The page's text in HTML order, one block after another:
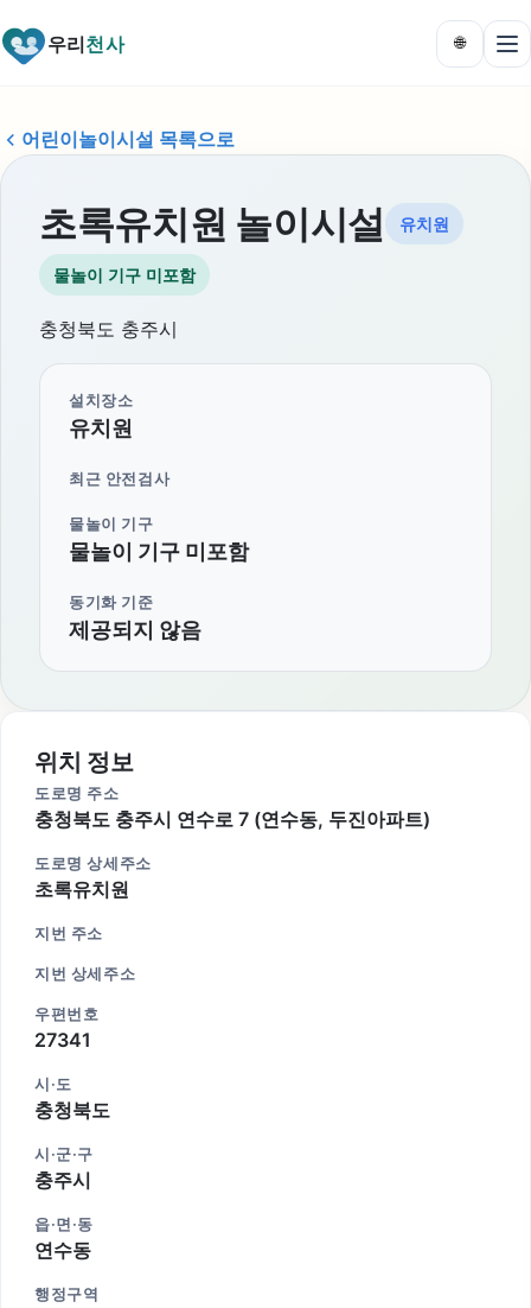
우리천사 🌐
어린이놀이시설 목록으로
초록유치원 놀이시설 유치원
물놀이 기구 미포함
충청북도 충주시
설치장소
유치원
최근 안전검사
물놀이 기구
물놀이 기구 미포함
동기화 기준
제공되지 않음
위치 정보
도로명 주소
충청북도 충주시 연수로 7 (연수동, 두진아파트)
도로명 상세주소
초록유치원
지번 주소
지번 상세주소
우편번호
27341
시·도
충청북도
시·군·구
충주시
읍·면·동
연수동
행정구역